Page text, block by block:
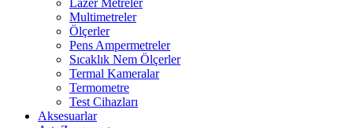
Lazer Metreler
Multimetreler
Ölçerler
Pens Ampermetreler
Sıcaklık Nem Ölçerler
Termal Kameralar
Termometre
Test Cihazları
Aksesuarlar